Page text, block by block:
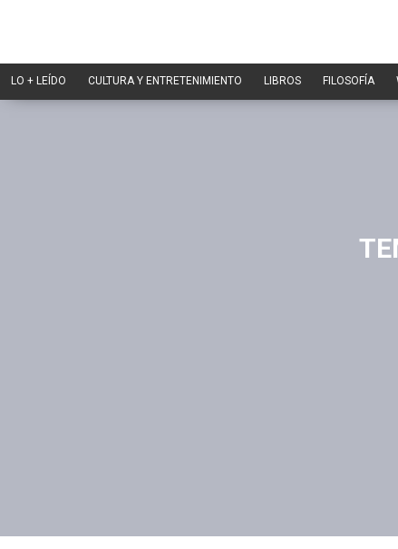
LO + LEÍDO CULTURA Y ENTRETENIMIENTO LIBROS FILOSOFÍA